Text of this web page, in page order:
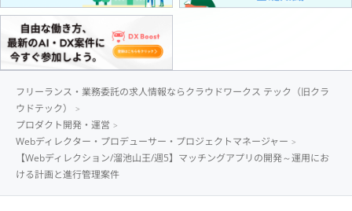
フリーランス・業務委託の求人情報ならクラウドワークス テック（旧クラ
ウドテック）
プロダクト開発・運営
Webディレクター・プロデューサー・プロジェクトマネージャー
【Webディレクション/溜池山王/週5】マッチングアプリの開発～運用にお
ける計画と進行管理案件